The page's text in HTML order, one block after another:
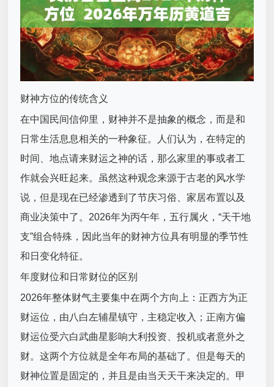
财神方位的传统含义
在中国民间信仰里，财神并不是抽象的概念，而是和
日常生活息息相关的一种象征。人们认为，在特定的
时间、地点请来财运之神的话，那么家里的事或者工
作就会兴旺起来。虽然这种观念来源于古老的风水学
说，但是现在已经渗透到了节庆习俗、家居布置以及
商业决策中了。2026年为丙午年，五行属火，“天干地
支”组合特殊，因此当年的财神方位具有明显的季节性
和日变化特征。
年度财位和日常财位的区别
2026年整体财气主要集中在两个方向上：正西方为正
财运位，由八白左辅星镇守，主稳定收入；正南方偏
财运位受六白武曲星影响大利投资、投机或者意外之
财。这两个方位就是全年布局的基础了。但是每天的
财神位置是固定的，并且是由当天天干来决定的。甲